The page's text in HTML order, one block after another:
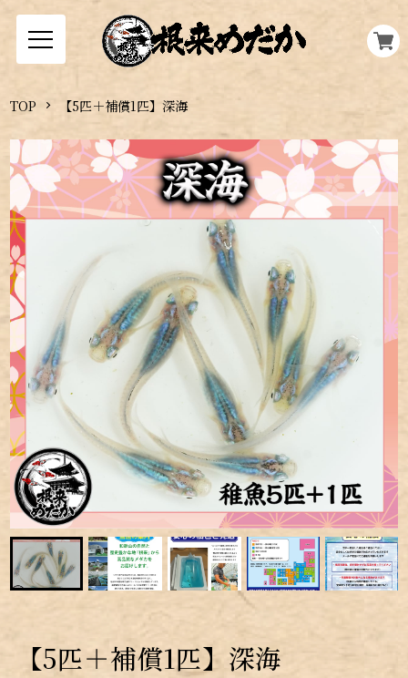
TOP 【5匹＋補償1匹】深海
【5匹＋補償1匹】深海